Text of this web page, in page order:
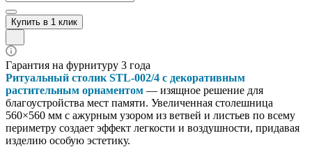
Купить в 1 клик
Гарантия на фурнитуру 3 года
Ритуальный столик STL-002/4 с декоративным
растительным орнаментом — изящное решение для
благоустройства мест памяти. Увеличенная столешница
560×560 мм с ажурным узором из ветвей и листьев по всему
периметру создает эффект легкости и воздушности, придавая
изделию особую эстетику.